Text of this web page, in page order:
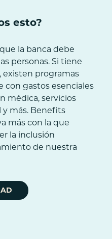
esto?
la banca debe
personas. Si tiene
programas
con gastos esenciales
médica, servicios
más. Benefits
más con la que
la inclusión
de nuestra